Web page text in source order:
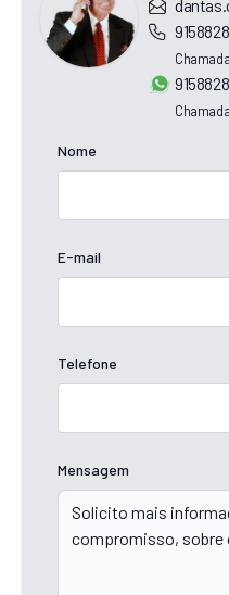
Nome
E-mail
Telefone
Mensagem